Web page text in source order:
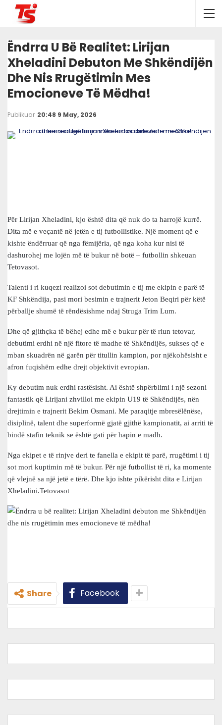
Ëndrra U Bë Realitet: Lirijan
Xheladini Debuton Me Shkëndijën
Dhe Nis Rrugëtimin Mes
Emocioneve Të Mëdha!
Publikuar 20:48 9 May, 2026
Për Lirijan Xheladini, kjo është dita që nuk do ta harrojë kurrë.
Dita më e veçantë në jetën e tij futbollistike. Një moment që e
kishte ëndërruar që nga fëmijëria, që nga koha kur nisi të
dashurohej me lojën më të bukur në botë – futbollin shkeuan
Tetovasot.
Talenti i ri kuqezi realizoi sot debutimin e tij me ekipin e parë të
KF Shkëndija, pasi mori besimin e trajnerit Jeton Beqiri për këtë
përballje shumë të rëndësishme ndaj Struga Trim Lum.
Dhe që gjithçka të bëhej edhe më e bukur për të riun tetovar,
debutimi erdhi në një fitore të madhe të Shkëndijës, sukses që e
mban skuadrën në garën për titullin kampion, por njëkohësisht e
afron fuqishëm edhe drejt objektivit evropian.
Ky debutim nuk erdhi rastësisht. Ai është shpërblimi i një sezoni
fantastik që Lirijani zhvilloi me ekipin U19 të Shkëndijës, nën
drejtimin e trajnerit Bekim Osmani. Me paraqitje mbresëlënëse,
disiplinë, talent dhe superformë gjatë gjithë kampionatit, ai arriti të
bindë stafin teknik se është gati për hapin e madh.
Nga ekipet e të rinjve deri te fanella e ekipit të parë, rrugëtimi i tij
sot mori kuptimin më të bukur. Për një futbollist të ri, ka momente
që vlejnë sa një jetë e tërë. Dhe kjo ishte pikërisht dita e Lirijan
Xheladini.Tetovasot
Share Facebook